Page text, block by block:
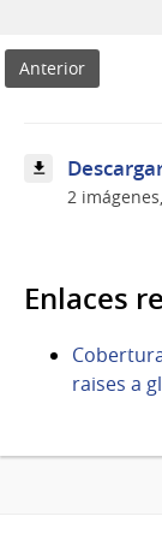
Anterior
2
Enlaces
raises a